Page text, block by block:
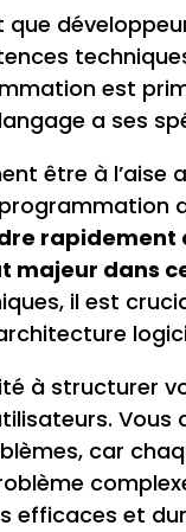
que
est
a ses
être à
rapidement
majeur dans
il est
à structurer
car
efficaces et